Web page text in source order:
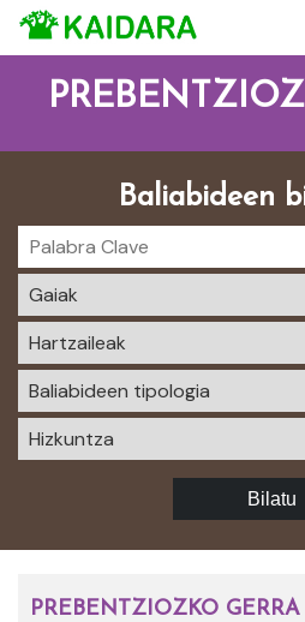
Baliabideen
Bilatu
PREBENTZIOZKO GERRA